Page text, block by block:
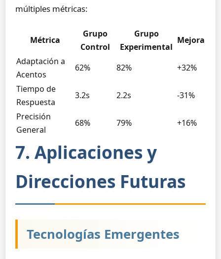
múltiples métricas:
Métrica
Grupo
Control
Grupo
Experimental
Mejora
Adaptación a
Acentos
62% 82%
+32%
Tiempo de
Respuesta
3.2s 2.2s
-31%
Precisión
General
68% 79% +16%
7. Aplicaciones y
Direcciones Futuras
Tecnologías Emergentes